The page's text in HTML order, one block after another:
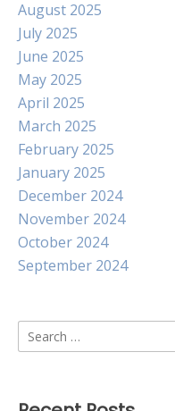
August 2025
July 2025
June 2025
May 2025
April 2025
March 2025
February 2025
January 2025
December 2024
November 2024
October 2024
September 2024
Search
for: